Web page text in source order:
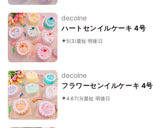
decolne
ハートセンイルケーキ 4号
5(3)最短 明後日
decolne
フラワーセンイルケーキ 4号
4.67(3)最短 明後日